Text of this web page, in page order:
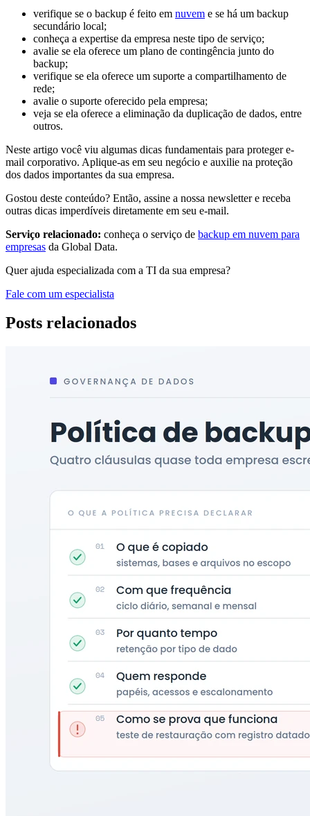
verifique se o backup é feito em nuvem e se há um backup
secundário local;
conheça a expertise da empresa neste tipo de serviço;
avalie se ela oferece um plano de contingência junto do
backup;
verifique se ela oferece um suporte a compartilhamento de
rede;
avalie o suporte oferecido pela empresa;
veja se ela oferece a eliminação da duplicação de dados, entre
outros.
Neste artigo você viu algumas dicas fundamentais para proteger e-
mail corporativo. Aplique-as em seu negócio e auxilie na proteção
dos dados importantes da sua empresa.
Gostou deste conteúdo? Então, assine a nossa newsletter e receba
outras dicas imperdíveis diretamente em seu e-mail.
Serviço relacionado: conheça o serviço de backup em nuvem para
empresas da Global Data.
Quer ajuda especializada com a TI da sua empresa?
Fale com um especialista
Posts relacionados